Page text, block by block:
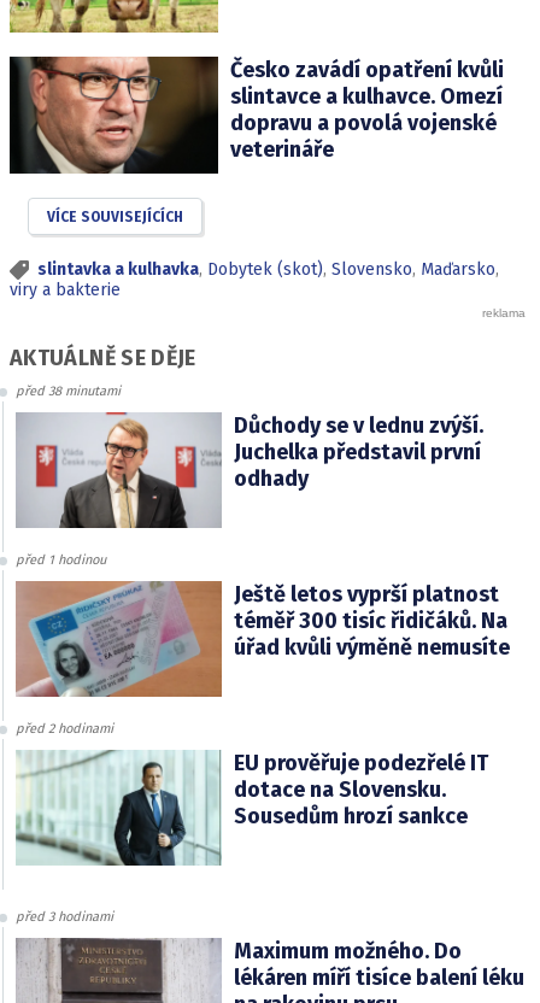
Česko zavádí opatření kvůli
slintavce a kulhavce. Omezí
dopravu a povolá vojenské
veterináře
VÍCE SOUVISEJÍCÍCH
slintavka a kulhavka, Dobytek (skot), Slovensko, Maďarsko,
viry a bakterie
AKTUÁLNĚ SE DĚJE
před 38 minutami
Důchody se v lednu zvýší.
Juchelka představil první
odhady
před 1 hodinou
Ještě letos vyprší platnost
téměř 300 tisíc řidičáků. Na
úřad kvůli výměně nemusíte
před 2 hodinami
EU prověřuje podezřelé IT
dotace na Slovensku.
Sousedům hrozí sankce
před 3 hodinami
Maximum možného. Do
lékáren míří tisíce balení léku